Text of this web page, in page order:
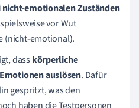
nicht-emotionalen Zuständen
vor Wut
(nicht-emotional).
dasskörperliche
auslösen. Dafür
gespritzt, was den